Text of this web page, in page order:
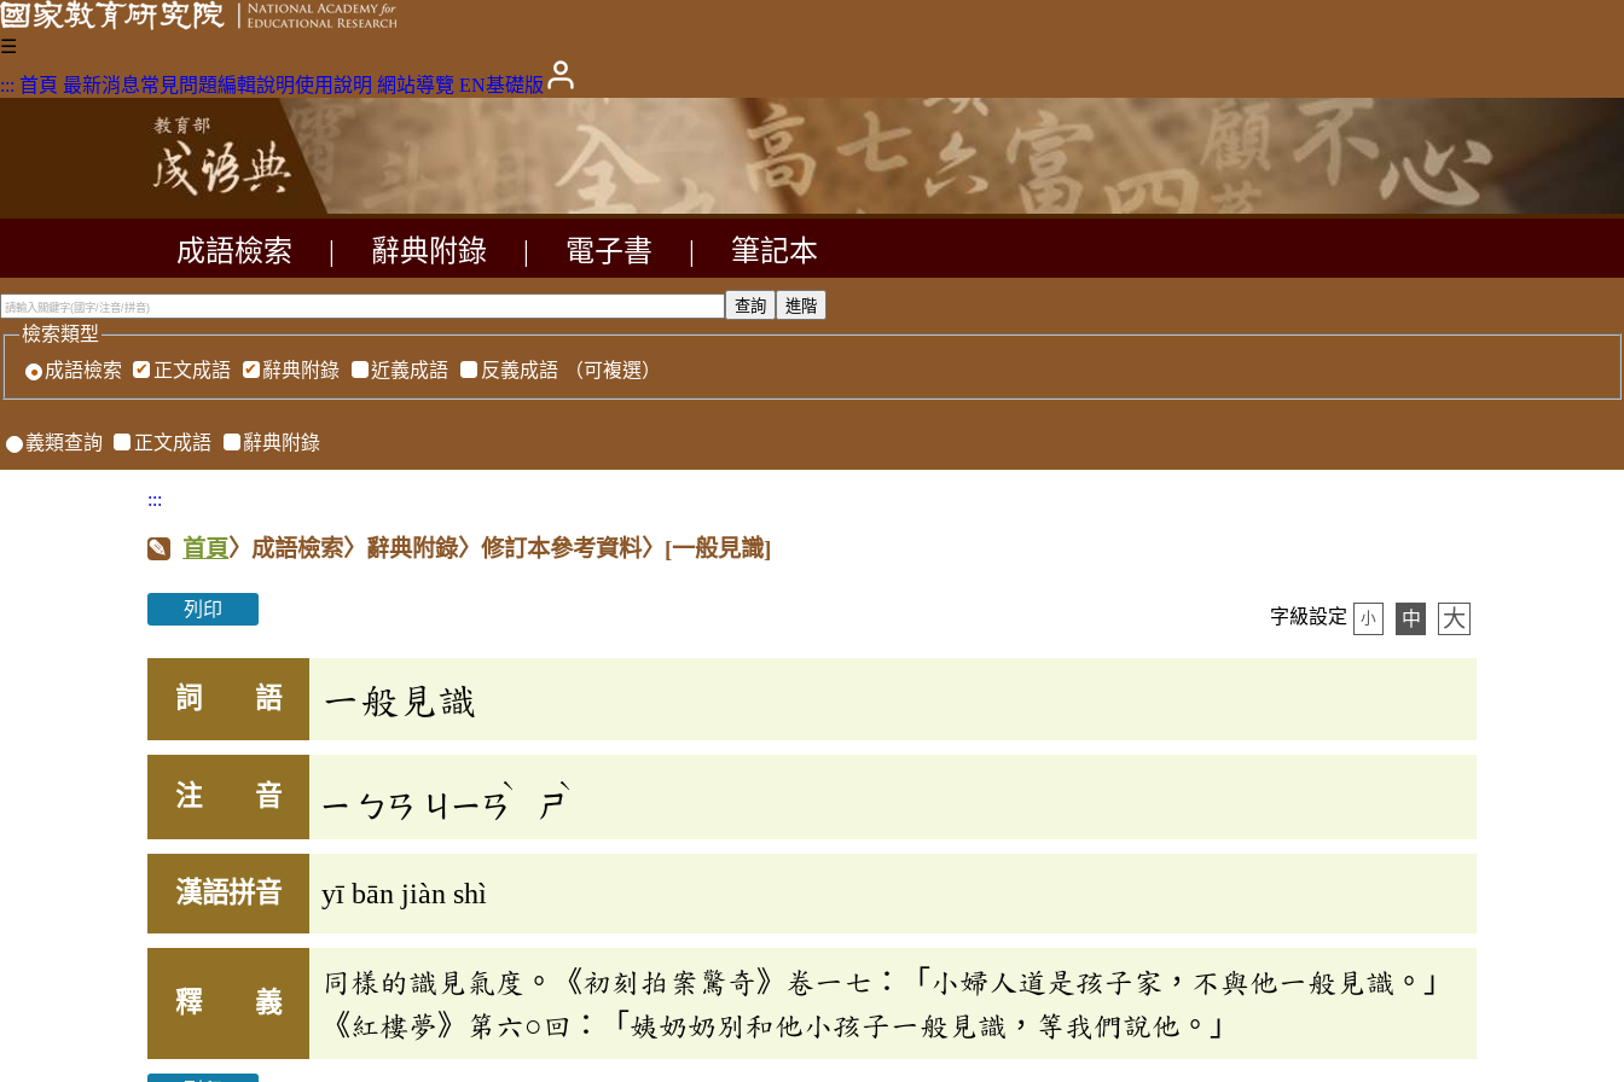
☰
::: 首頁 最新消息常見問題編輯說明使用說明 網站導覽 EN基礎版
成語檢索 辭典附錄 電子書 筆記本
檢索類型
成語檢索
正文成語 辭典附錄 近義成語 反義成語 （可複選）
義類查詢 正文成語 辭典附錄
:::
首頁〉成語檢索〉辭典附錄〉修訂本參考資料〉 [一般見識]
列印 字級設定 小 中 大
詞 語 一般見識
注 音 ㄧ ㄅㄢ ㄐㄧㄢ
ˋ
ㄕ
ˋ
漢語拼音 yī bān jiàn shì
釋 義
同樣的識見氣度。《初刻拍案驚奇》卷一七：「小婦人道是孩子家，不與他一般見識。」
《紅樓夢》第六○回：「姨奶奶別和他小孩子一般見識，等我們說他。」